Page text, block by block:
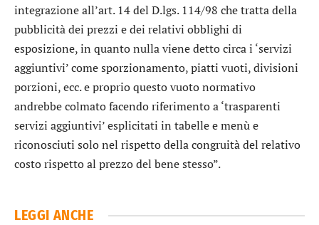
integrazione all’art. 14 del D.lgs. 114/98 che tratta della
pubblicità dei prezzi e dei relativi obblighi di
esposizione, in quanto nulla viene detto circa i ‘servizi
aggiuntivi’ come sporzionamento, piatti vuoti, divisioni
porzioni, ecc. e proprio questo vuoto normativo
andrebbe colmato facendo riferimento a ‘trasparenti
servizi aggiuntivi’ esplicitati in tabelle e menù e
riconosciuti solo nel rispetto della congruità del relativo
costo rispetto al prezzo del bene stesso”.
LEGGI ANCHE